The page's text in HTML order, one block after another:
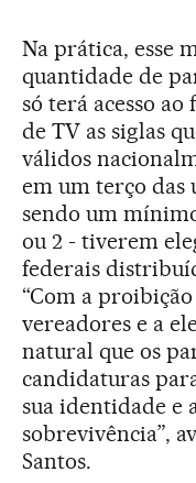
Na prática, esse
quantidade de
só terá acesso
de TV as siglas
válidos
em um terço das
sendo um
ou 2 - tiverem
federais
“Com a
vereadores e a
natural que os
candidaturas
sua identidade e
sobrevivência”,
Santos.